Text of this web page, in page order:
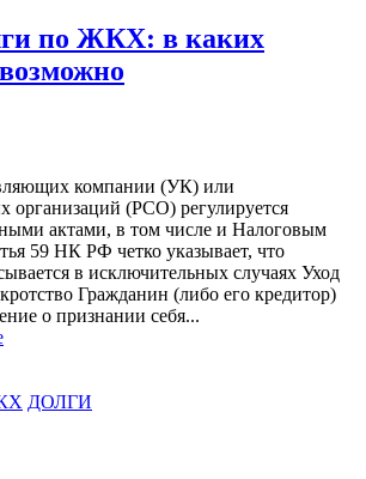
по ЖКХ: в каких
компании (УК) или
организаций (РСО) регулируется
актами, в том числе и Налоговым
59 НК РФ четко указывает, что
в исключительных случаях Уход
Гражданин (либо его кредитор)
о признании себя...
ДОЛГИ